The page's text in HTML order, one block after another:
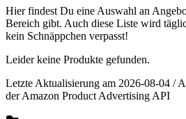
Hier findest Du eine Auswahl an
Bereich gibt. Auch diese Liste wird
kein Schnäppchen verpasst!
Leider keine Produkte gefunden.
Letzte Aktualisierung am 2026-08-04 /
der Amazon Product Advertising API